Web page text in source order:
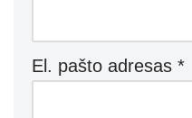
El. pašto adresas *